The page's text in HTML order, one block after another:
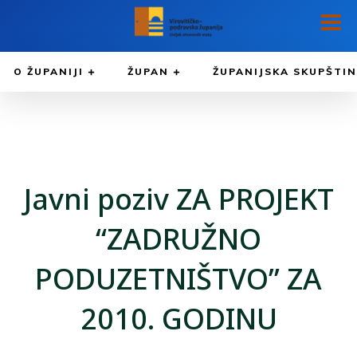
O ŽUPANIJI ŽUPAN ŽUPANIJSKA
Javni poziv ZA PROJEKT
“ZADRUŽNO
PODUZETNIŠTVO” ZA
2010. GODINU